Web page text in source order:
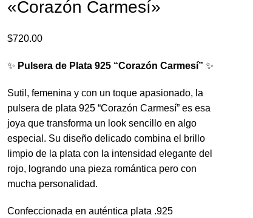
«Corazón Carmesí»
$720.00
✨ Pulsera de Plata 925 “Corazón Carmesí” ✨
Sutil, femenina y con un toque apasionado, la
pulsera de plata 925 “Corazón Carmesí” es esa
joya que transforma un look sencillo en algo
especial. Su diseño delicado combina el brillo
limpio de la plata con la intensidad elegante del
rojo, logrando una pieza romántica pero con
mucha personalidad.
Confeccionada en auténtica plata .925